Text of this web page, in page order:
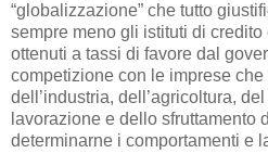
“globalizzazione” che tutto
sempre meno gli istituti di
ottenuti a tassi di favore dal
competizione con le imprese
dell’industria, dell’agricoltura,
lavorazione e dello sfruttamento
determinarne i comportamenti e